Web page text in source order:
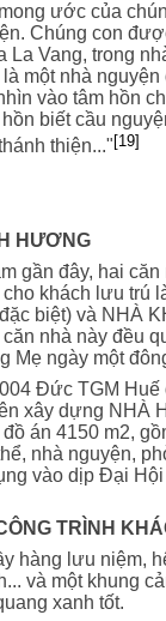
ước của
Chúng con
La Vang, trong
là một nhà
vào tâm hồn
biết cầu
thiện..."[19]
HƯƠNG
gần đây, hai
khách lưu trú
biệt) và NHÀ
nhà này đều
Mẹ ngày một
Đức TGM
xây dựng NHÀ
án 4150 m2,
nhà nguyện,
vào dịp Đại Hội
TRÌNH
hàng lưu niệm,
và một khung
xanh tốt.